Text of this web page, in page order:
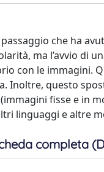
che ha
ma l’avvio di
con le immagini.
questo
fisse e in
linguaggi e altre
completa